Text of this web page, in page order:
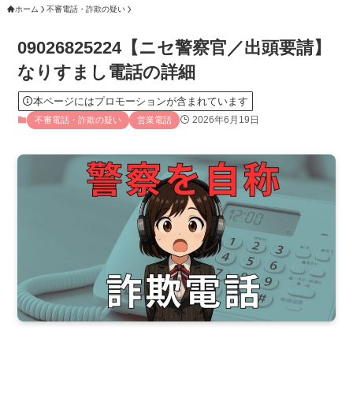
ホーム 不審電話・詐欺の疑い
09026825224【ニセ警察官／出頭要請】
なりすまし電話の詳細
本ページにはプロモーションが含まれています
不審電話・詐欺の疑い 営業電話 2026年6月19日